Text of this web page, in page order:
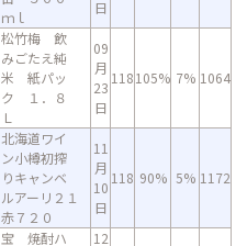
ｍｌ
日
松竹梅 飲
みごたえ純
米 紙パッ
ク １．８
Ｌ
09
月
23
日
118105% 7% 1064
北海道ワイ
ン小樽初搾
りキャンベ
ルアーリ２１
赤７２０
11
月
10
日
118 90% 5% 1172
宝 焼酎ハ
12